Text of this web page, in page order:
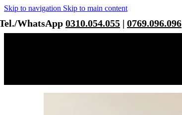
Skip to navigation Skip to main content
WhatsApp 0310.054.055 | 0769.096.096